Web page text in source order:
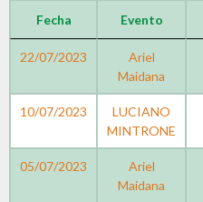
Fecha Evento
22/07/2023
Ariel
Maidana
10/07/2023
LUCIANO
MINTRONE
05/07/2023
Ariel
Maidana